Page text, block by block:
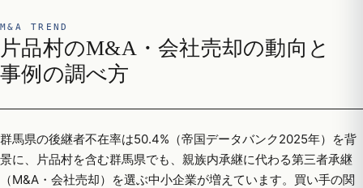
M&A TREND
片品村のM&A・会社売却の動向と
事例の調べ方
群馬県の後継者不在率は50.4%（帝国データバンク2025年）を背
景に、片品村を含む群馬県でも、親族内承継に代わる第三者承継
（M&A・会社売却）を選ぶ中小企業が増えています。買い手の関